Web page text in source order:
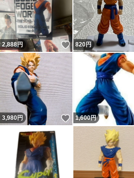
2,888円 いいね！
820円
3,980円 いいね！
1,600円